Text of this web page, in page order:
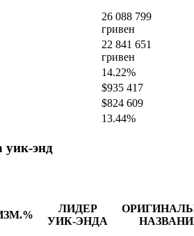
26 088 799
гривен
22 841 651
гривен
14.22%
$935 417
$824 609
13.44%
уик-энд
ЛИДЕР
УИК-ЭНДА